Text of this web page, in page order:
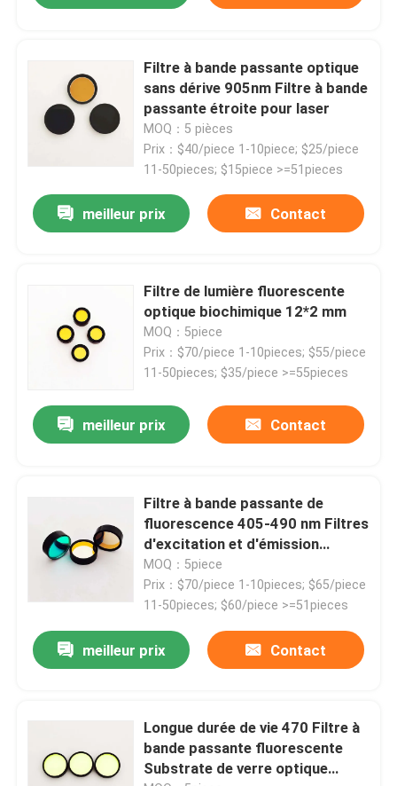
Aperçu
Vidéos
Filtre à bande passante optique
sans dérive 905nm Filtre à bande
passante étroite pour laser
MOQ：5 pièces
Prix：$40/piece 1-10piece; $25/piece
11-50pieces; $15piece >=51pieces
meilleur prix Contact
Filtre de lumière fluorescente
optique biochimique 12*2 mm
MOQ：5piece
Prix：$70/piece 1-10pieces; $55/piece
11-50pieces; $35/piece >=55pieces
meilleur prix Contact
Filtre à bande passante de
fluorescence 405-490 nm Filtres
d'excitation et d'émission
personnalisés
MOQ：5piece
Prix：$70/piece 1-10pieces; $65/piece
11-50pieces; $60/piece >=51pieces
meilleur prix Contact
Longue durée de vie 470 Filtre à
bande passante fluorescente
Substrate de verre optique